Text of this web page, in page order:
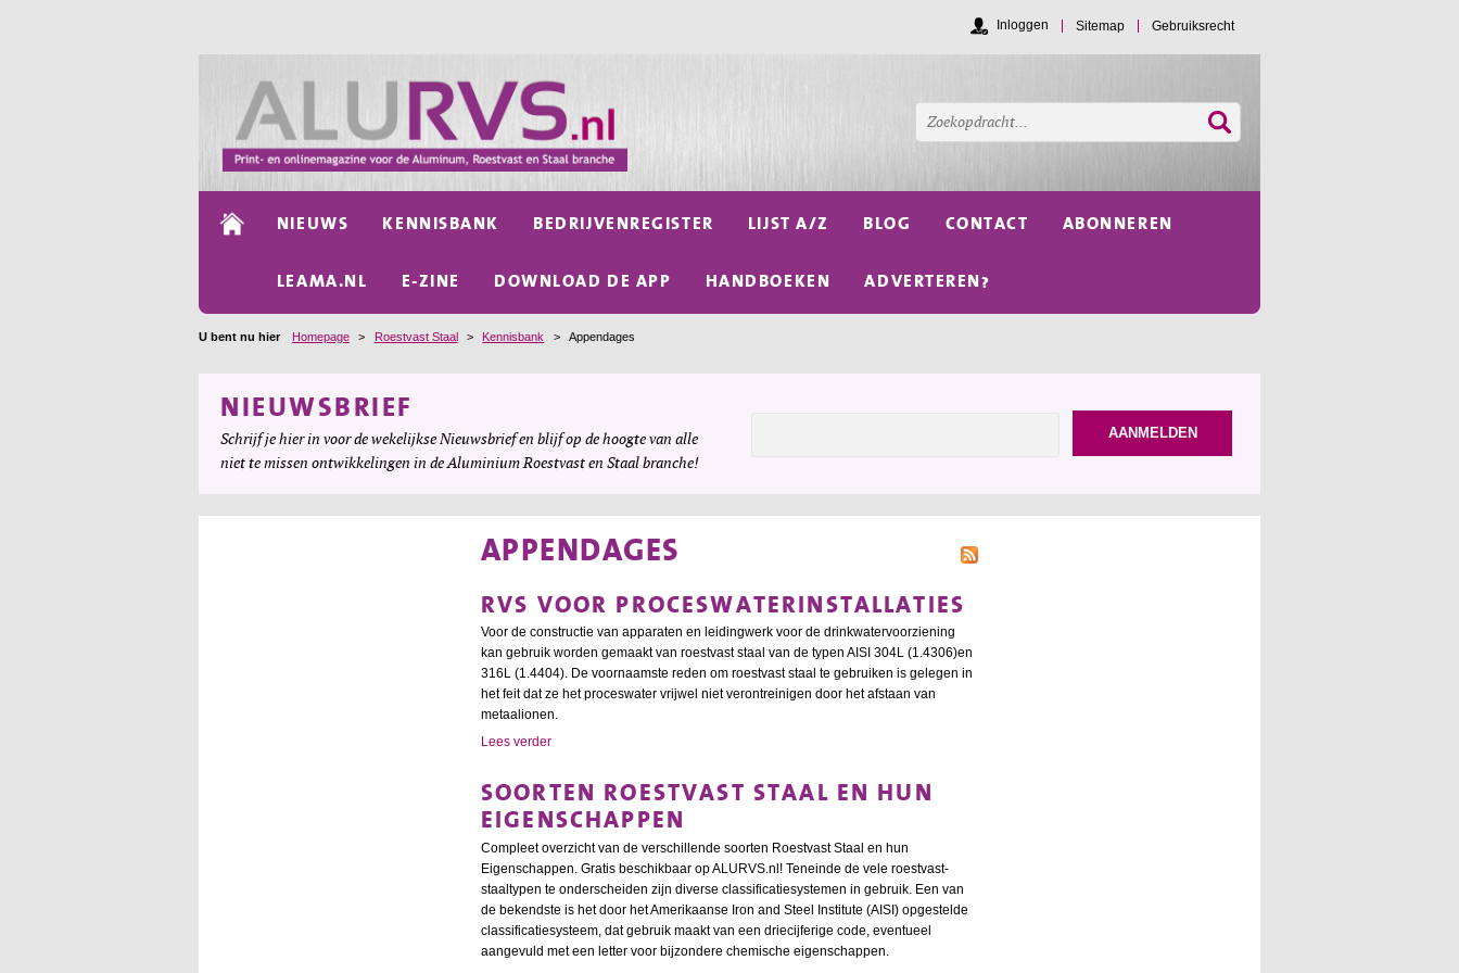
Sitemap Gebruiksrecht
Inloggen
NIEUWS KENNISBANK BEDRIJVENREGISTER LIJST A/Z BLOG CONTACT ABONNEREN
LEAMA.NL E-ZINE DOWNLOAD DE APP HANDBOEKEN ADVERTEREN?
U bent nu hier Homepage > Roestvast Staal > Kennisbank > Appendages
NIEUWSBRIEF
Schrijf je hier in voor de wekelijkse Nieuwsbrief en blijf op de hoogte van alle
niet te missen ontwikkelingen in de Aluminium Roestvast en Staal branche!
APPENDAGES
RVS VOOR PROCESWATERINSTALLATIES
Voor de constructie van apparaten en leidingwerk voor de drinkwatervoorziening
kan gebruik worden gemaakt van roestvast staal van de typen AISI 304L (1.4306)en
316L (1.4404). De voornaamste reden om roestvast staal te gebruiken is gelegen in
het feit dat ze het proceswater vrijwel niet verontreinigen door het afstaan van
metaalionen.
Lees verder
SOORTEN ROESTVAST STAAL EN HUN
EIGENSCHAPPEN
Compleet overzicht van de verschillende soorten Roestvast Staal en hun
Eigenschappen. Gratis beschikbaar op ALURVS.nl! Teneinde de vele roestvast-
staaltypen te onderscheiden zijn diverse classificatiesystemen in gebruik. Een van
de bekendste is het door het Amerikaanse Iron and Steel Institute (AISI) opgestelde
classificatiesysteem, dat gebruik maakt van een driecijferige code, eventueel
aangevuld met een letter voor bijzondere chemische eigenschappen.